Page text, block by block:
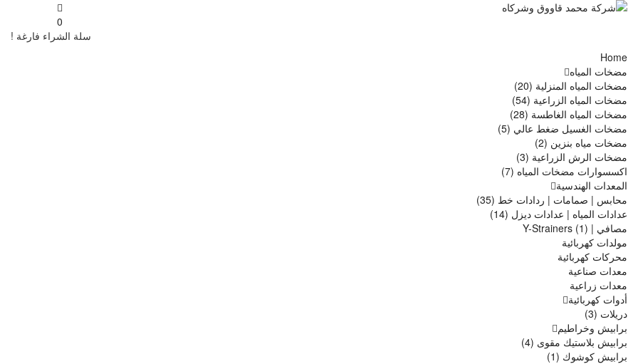
0
سلة الشراء فارغة !
Home
مضخات المياه
مضخات المياه المنزلية (20)
مضخات المياه الزراعية (54)
مضخات المياه الغاطسة (28)
مضخات الغسيل ضغط عالي (5)
مضخات مياه بنزين (2)
مضخات الرش الزراعية (3)
اكسسوارات مضخات المياه (7)
المعدات الهندسية
محابس | صمامات | ردادات خط (35)
عدادات المياه | عدادات ديزل (14)
مصافي | Y-Strainers (1)
مولدات كهربائية
محركات كهربائية
معدات صناعية
معدات زراعية
أدوات كهربائية
دريلات (3)
برابيش وخراطيم
برابيش بلاستيك مقوى (4)
برابيش كوشوك (1)